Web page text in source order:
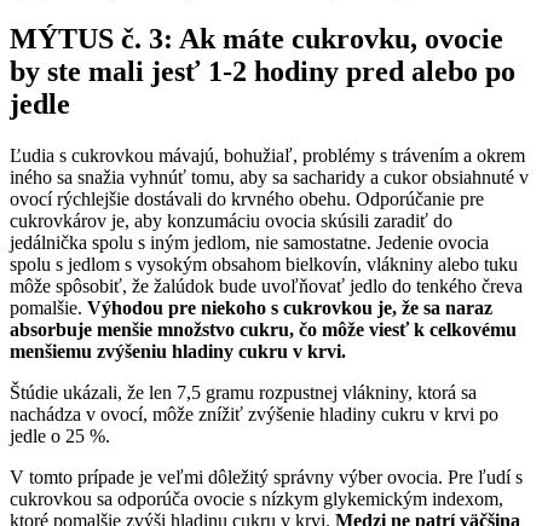
MÝTUS č. 3: Ak máte cukrovku, ovocie
by ste mali jesť 1-2 hodiny pred alebo po
jedle
Ľudia s cukrovkou mávajú, bohužiaľ, problémy s trávením a okrem
iného sa snažia vyhnúť tomu, aby sa sacharidy a cukor obsiahnuté v
ovocí rýchlejšie dostávali do krvného obehu. Odporúčanie pre
cukrovkárov je, aby konzumáciu ovocia skúsili zaradiť do
jedálnička spolu s iným jedlom, nie samostatne. Jedenie ovocia
spolu s jedlom s vysokým obsahom bielkovín, vlákniny alebo tuku
môže spôsobiť, že žalúdok bude uvoľňovať jedlo do tenkého čreva
pomalšie. Výhodou pre niekoho s cukrovkou je, že sa naraz
absorbuje menšie množstvo cukru, čo môže viesť k celkovému
menšiemu zvýšeniu hladiny cukru v krvi.
Štúdie ukázali, že len 7,5 gramu rozpustnej vlákniny, ktorá sa
nachádza v ovocí, môže znížiť zvýšenie hladiny cukru v krvi po
jedle o 25 %.
V tomto prípade je veľmi dôležitý správny výber ovocia. Pre ľudí s
cukrovkou sa odporúča ovocie s nízkym glykemickým indexom,
ktoré pomalšie zvýši hladinu cukru v krvi. Medzi ne patrí väčšina